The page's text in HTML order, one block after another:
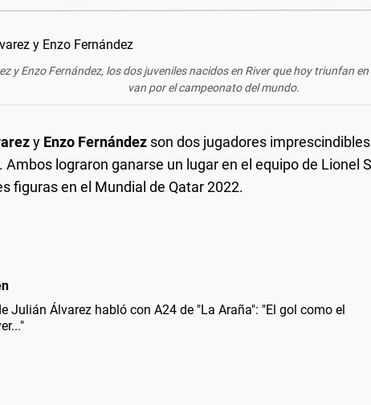
y Enzo Fernández, los dos juveniles nacidos en River que hoy triunfan en
van por el campeonato del mundo.
y Enzo Fernández son dos jugadores
. Ambos lograron ganarse un lugar en el equipo de Lionel
figuras en el Mundial de Qatar 2022.
Julián Álvarez habló con A24 de "La Araña": "El gol como el